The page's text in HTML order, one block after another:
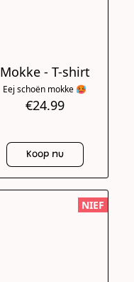
Mokke - T-shirt
Eej schoën mokke 🥵
€24.99
Koop nu
NIEF